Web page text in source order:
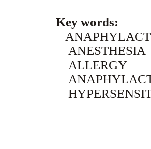
Key words:
ANESTHESIA
ALLERGY